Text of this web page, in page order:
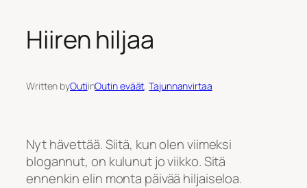
Hiiren hiljaa
Written byOutiinOutin eväät, Tajunnanvirtaa
Nyt hävettää. Siitä, kun olen viimeksi
blogannut, on kulunut jo viikko. Sitä
ennenkin elin monta päivää hiljaiseloa.